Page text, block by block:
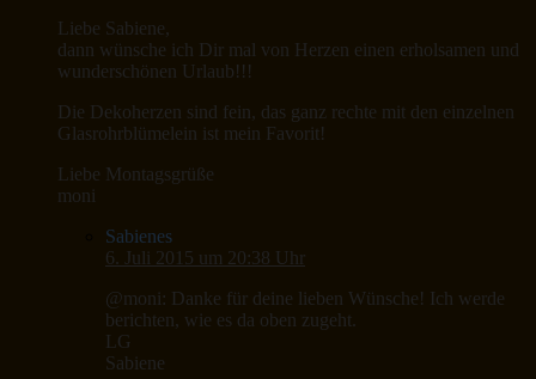
Liebe Sabiene,
dann wünsche ich Dir mal von Herzen einen erholsamen und
wunderschönen Urlaub!!!
Die Dekoherzen sind fein, das ganz rechte mit den einzelnen
Glasrohrblümelein ist mein Favorit!
Liebe Montagsgrüße
moni
Sabienes
6. Juli 2015 um 20:38 Uhr
@moni: Danke für deine lieben Wünsche! Ich werde
berichten, wie es da oben zugeht.
LG
Sabiene